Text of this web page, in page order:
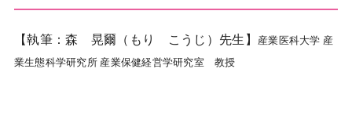
【執筆：森 晃爾（もり こうじ）先生】
産業医科大学 産
業生態科学研究所 産業保健経営学研究室 教授